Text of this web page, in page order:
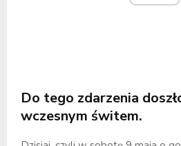
Do tego zdarzenia
wczesnym świtem.